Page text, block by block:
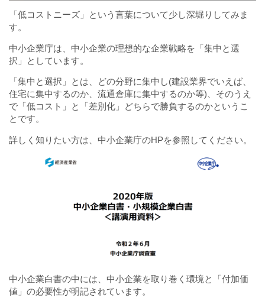
「低コストニーズ」という言葉について少し深堀りしてみま
す。
中小企業庁は、中小企業の理想的な企業戦略を「集中と選
択」としています。
「集中と選択」とは、どの分野に集中し(建設業界でいえば、
住宅に集中するのか、流通倉庫に集中するのか等)、そのうえ
で「低コスト」と「差別化」どちらで勝負するのかというこ
とです。
詳しく知りたい方は、中小企業庁のHPを参照してください。
中小企業白書の中には、中小企業を取り巻く環境と「付加価
値」の必要性が明記されています。